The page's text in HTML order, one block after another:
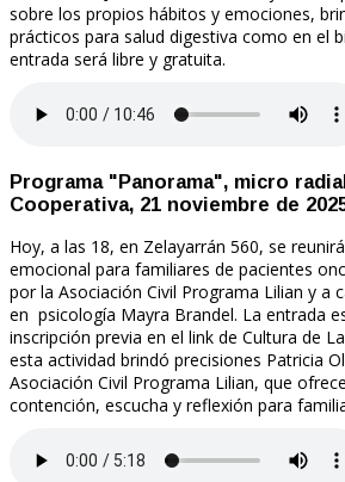
sobre los propios hábitos y emociones,
prácticos para salud digestiva como en el
entrada será libre y gratuita.
Programa "Panorama", micro
Cooperativa, 21 noviembre de
Hoy, a las 18, en Zelayarrán 560, se
emocional para familiares de pacientes
por la Asociación Civil Programa Lilian y a
en psicología Mayra Brandel. La entrada
inscripción previa en el link de Cultura de
esta actividad brindó precisiones Patricia
Asociación Civil Programa Lilian, que
contención, escucha y reflexión para